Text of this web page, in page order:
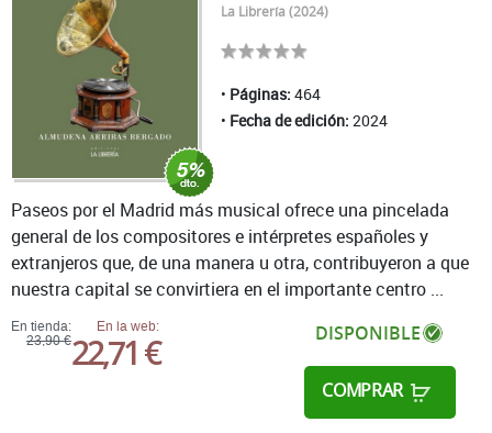
La Librería (2024)
Páginas: 464
Fecha de edición: 2024
En tienda:
23,90 €
En la web:
22,71 € DISPONIBLE
COMPRAR
Paseos por el Madrid más musical ofrece una pincelada
general de los compositores e intérpretes españoles y
extranjeros que, de una manera u otra, contribuyeron a que
nuestra capital se convirtiera en el importante centro ...